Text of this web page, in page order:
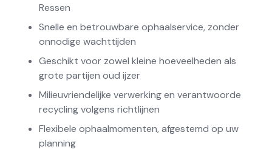
Ressen
Snelle en betrouwbare ophaalservice, zonder
onnodige wachttijden
Geschikt voor zowel kleine hoeveelheden als
grote partijen oud ijzer
Milieuvriendelijke verwerking en verantwoorde
recycling volgens richtlijnen
Flexibele ophaalmomenten, afgestemd op uw
planning